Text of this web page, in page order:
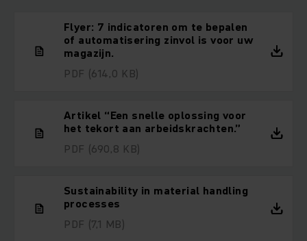
Flyer: 7 indicatoren om te bepalen
of automatisering zinvol is voor uw
magazijn.
PDF (614,0 KB)
Artikel “Een snelle oplossing voor
het tekort aan arbeidskrachten.”
PDF (690,8 KB)
Sustainability in material handling
processes
PDF (7,1 MB)